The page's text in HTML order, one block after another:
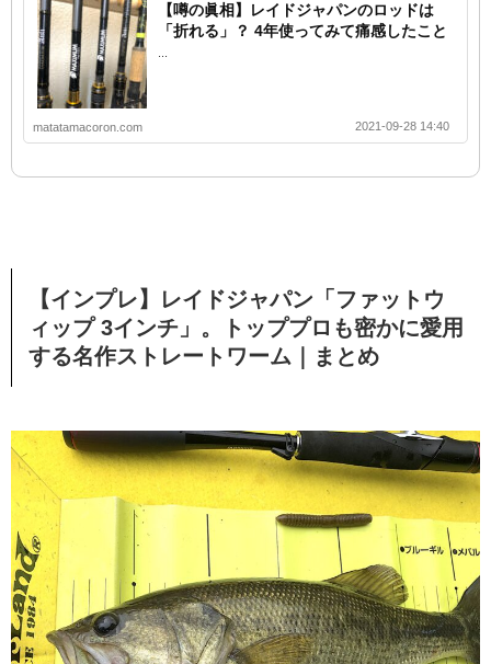
【噂の眞相】レイドジャパンのロッドは
「折れる」？ 4年使ってみて痛感したこと
matatamacoron.com 2021-09-28 14:40
【インプレ】レイドジャパン「ファットウ
ィップ 3インチ」。トッププロも密かに愛用
する名作ストレートワーム｜まとめ